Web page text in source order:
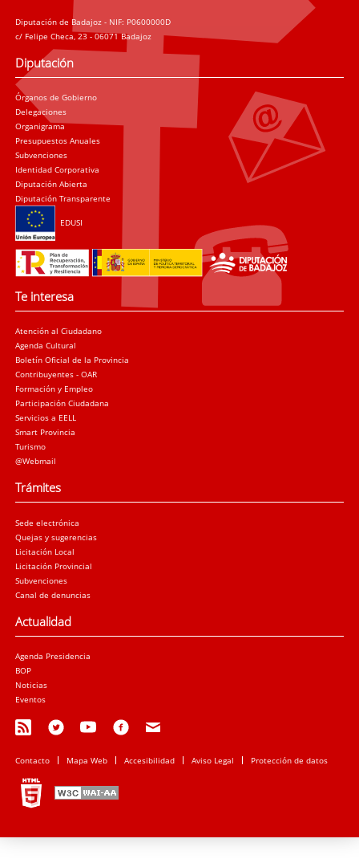
Diputación de Badajoz - NIF: P0600000D
c/ Felipe Checa, 23 - 06071 Badajoz
Diputación
Órganos de Gobierno
Delegaciones
Organigrama
Presupuestos Anuales
Subvenciones
Identidad Corporativa
Diputación Abierta
Diputación Transparente
EDUSI
Te interesa
Atención al Ciudadano
Agenda Cultural
Boletín Oficial de la Provincia
Contribuyentes - OAR
Formación y Empleo
Participación Ciudadana
Servicios a EELL
Smart Provincia
Turismo
@Webmail
Trámites
Sede electrónica
Quejas y sugerencias
Licitación Local
Licitación Provincial
Subvenciones
Canal de denuncias
Actualidad
Agenda Presidencia
BOP
Noticias
Eventos
Contacto Mapa Web Accesibilidad Aviso Legal Protección de datos